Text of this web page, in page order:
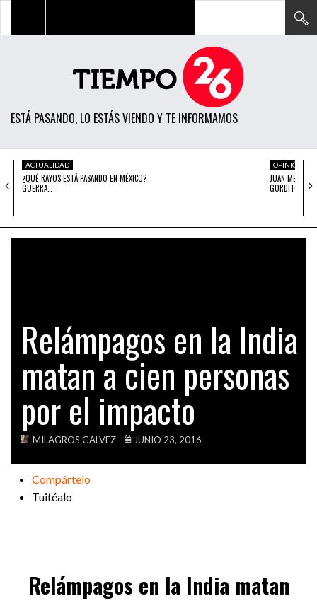
ESTÁ PASANDO, LO ESTÁS VIENDO Y TE INFORMAMOS
POLÍTICA
ECONOMÍA
SOCIEDAD
OPINIÓN
VIDEOS
ACTUALIDAD
¿QUÉ RAYOS ESTÁ PASANDO EN MÉXICO?
GUERRA…
OPINIÓN
JUAN
GORDITO
Relámpagos en la India
matan a cien personas
por el impacto
MILAGROS GALVEZ JUNIO 23, 2016
Compártelo
Tuitéalo
Relámpagos en la India matan